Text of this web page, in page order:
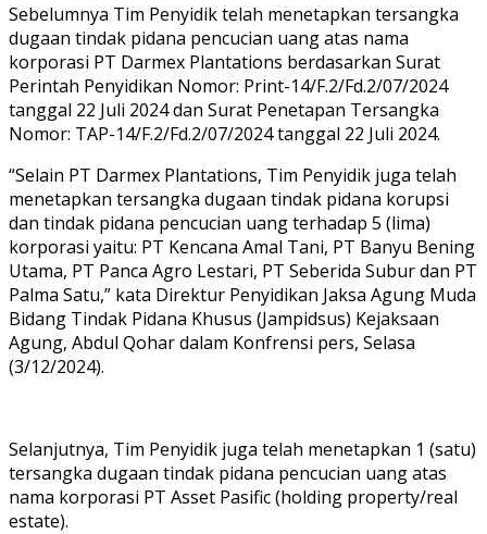
Sebelumnya Tim Penyidik telah menetapkan tersangka
dugaan tindak pidana pencucian uang atas nama
korporasi PT Darmex Plantations berdasarkan Surat
Perintah Penyidikan Nomor: Print-14/F.2/Fd.2/07/2024
tanggal 22 Juli 2024 dan Surat Penetapan Tersangka
Nomor: TAP-14/F.2/Fd.2/07/2024 tanggal 22 Juli 2024.
“Selain PT Darmex Plantations, Tim Penyidik juga telah
menetapkan tersangka dugaan tindak pidana korupsi
dan tindak pidana pencucian uang terhadap 5 (lima)
korporasi yaitu: PT Kencana Amal Tani, PT Banyu Bening
Utama, PT Panca Agro Lestari, PT Seberida Subur dan PT
Palma Satu,” kata Direktur Penyidikan Jaksa Agung Muda
Bidang Tindak Pidana Khusus (Jampidsus) Kejaksaan
Agung, Abdul Qohar dalam Konfrensi pers, Selasa
(3/12/2024).
Selanjutnya, Tim Penyidik juga telah menetapkan 1 (satu)
tersangka dugaan tindak pidana pencucian uang atas
nama korporasi PT Asset Pasific (holding property/real
estate).